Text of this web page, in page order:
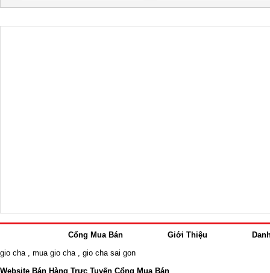
Cổng Mua Bán Giới Thiệu
gio cha
mua gio cha
gio cha sai gon
Website Bán Hàng Trực Tuyến Cổng Mua Bán